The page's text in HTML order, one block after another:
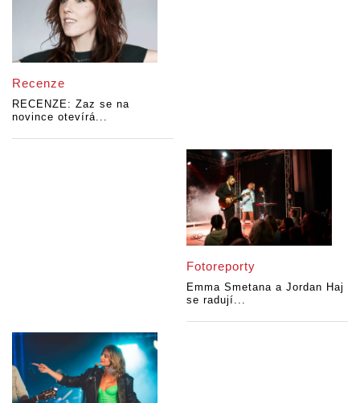
Recenze
RECENZE: Zaz se na
novince otevírá...
Fotoreporty
Emma Smetana a Jordan Haj
se radují...